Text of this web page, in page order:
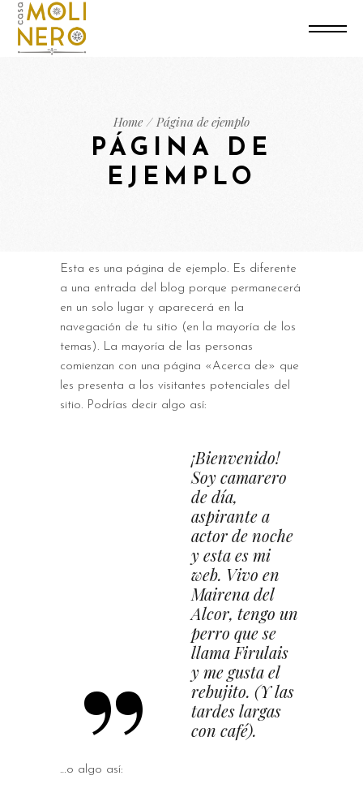
Home Página de ejemplo
PÁGINA DE
EJEMPLO
Esta es una página de ejemplo. Es diferente
a una entrada del blog porque permanecerá
en un solo lugar y aparecerá en la
navegación de tu sitio (en la mayoría de los
temas). La mayoría de las personas
comienzan con una página «Acerca de» que
les presenta a los visitantes potenciales del
sitio. Podrías decir algo así:
¡Bienvenido!
Soy camarero
de día,
aspirante a
actor de noche
y esta es mi
web. Vivo en
Mairena del
Alcor, tengo un
perro que se
llama Firulais
y me gusta el
rebujito. (Y las
tardes largas
con café).
…o algo así: